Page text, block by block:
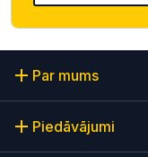
Par mums
Piedāvājumi